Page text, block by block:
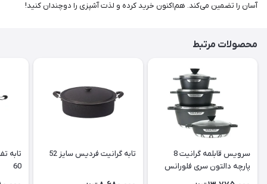
آسان را تضمین می‌کند. هم‌اکنون خرید کرده و لذت آشپزی را دوچندان کنید!
محصولات مرتبط
سرویس قابلمه گرانیت 8
پارچه دالتون سری فلورانس
تابه گرانیت فردیس سایز 52
تابه
60